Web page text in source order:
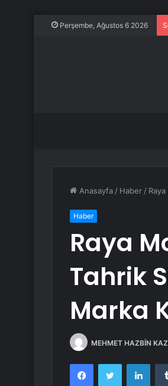
Perşembe, Ağustos 6 2026
Anasayfa / Haber /
Haber
Raya
Tahrik
Marka
MEHMET HAZBİN
FacebookTwitter